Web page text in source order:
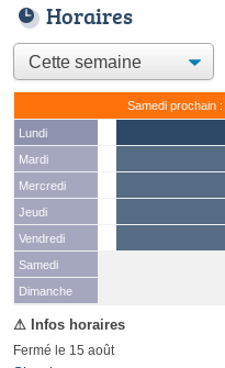
Horaires
Samedi prochain :
Lundi
Mardi
Mercredi
Jeudi
Vendredi
Samedi
(15 août)
Dimanche
Fermé le 15 août